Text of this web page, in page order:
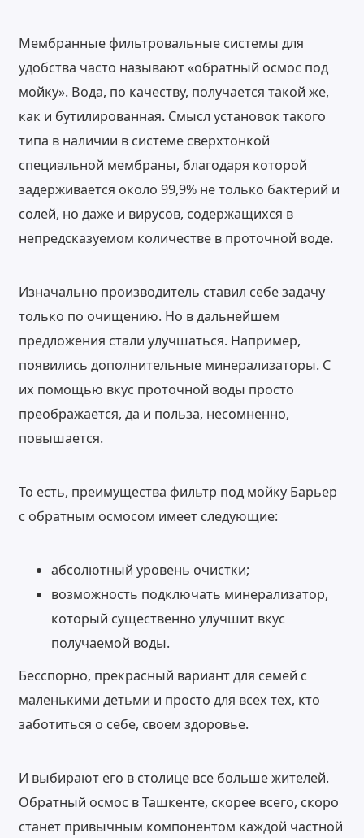
Мембранные фильтровальные системы для
удобства часто называют «обратный осмос под
мойку». Вода, по качеству, получается такой же,
как и бутилированная. Смысл установок такого
типа в наличии в системе сверхтонкой
специальной мембраны, благодаря которой
задерживается около 99,9% не только бактерий и
солей, но даже и вирусов, содержащихся в
непредсказуемом количестве в проточной воде.
Изначально производитель ставил себе задачу
только по очищению. Но в дальнейшем
предложения стали улучшаться. Например,
появились дополнительные минерализаторы. С
их помощью вкус проточной воды просто
преображается, да и польза, несомненно,
повышается.
То есть, преимущества фильтр под мойку Барьер
с обратным осмосом имеет следующие:
абсолютный уровень очистки;
возможность подключать минерализатор,
который существенно улучшит вкус
получаемой воды.
Бесспорно, прекрасный вариант для семей с
маленькими детьми и просто для всех тех, кто
заботиться о себе, своем здоровье.
И выбирают его в столице все больше жителей.
Обратный осмос в Ташкенте, скорее всего, скоро
станет привычным компонентом каждой частной